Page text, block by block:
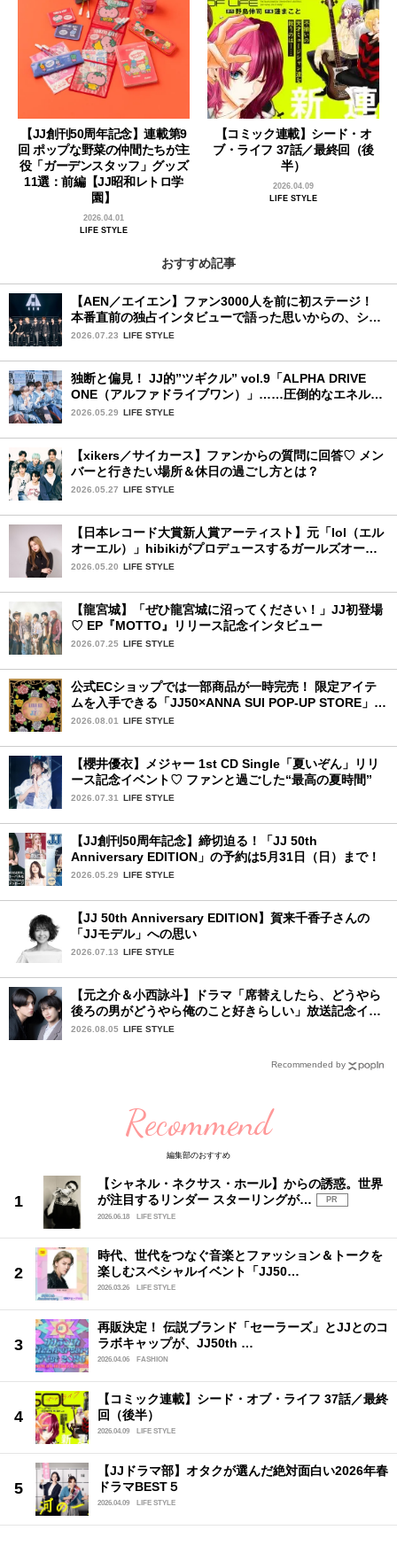
【JJ創刊50周年記念】連載第9
回 ポップな野菜の仲間たちが主
役「ガーデンスタッフ」グッズ
11選：前編【JJ昭和レトロ学
園】
2026.04.01
LIFE STYLE
【コミック連載】シード・オ
ブ・ライフ 37話／最終回（後
半）
2026.04.09
LIFE STYLE
おすすめ記事
【AEN／エイエン】ファン3000人を前に初ステージ！
本番直前の独占インタビューで語った思いからの、ショ
ーケース完全レポート！
2026.07.23 LIFE STYLE
独断と偏見！ JJ的”ツギクル” vol.9「ALPHA DRIVE
ONE（アルファドライブワン）」……圧倒的なエネルギ
ーで時代を駆け抜ける新世代
2026.05.29 LIFE STYLE
【xikers／サイカース】ファンからの質問に回答♡ メン
バーと行きたい場所＆休日の過ごし方とは？
2026.05.27 LIFE STYLE
【日本レコード大賞新人賞アーティスト】元「lol（エル
オーエル）」hibikiがプロデュースするガールズオーデ
ィションが始動！ 応募は5月31日（日）まで
2026.05.20 LIFE STYLE
【龍宮城】「ぜひ龍宮城に沼ってください！」JJ初登場
♡ EP『MOTTO』リリース記念インタビュー
2026.07.25 LIFE STYLE
公式ECショップでは一部商品が一時完売！ 限定アイテ
ムを入手できる「JJ50×ANNA SUI POP-UP STORE」が
広島で開催決定
2026.08.01 LIFE STYLE
【櫻井優衣】メジャー 1st CD Single「夏いぞん」リリ
ース記念イベント♡ ファンと過ごした“最高の夏時間”
2026.07.31 LIFE STYLE
【JJ創刊50周年記念】締切迫る！「JJ 50th
Anniversary EDITION」の予約は5月31日（日）まで！
2026.05.29 LIFE STYLE
【JJ 50th Anniversary EDITION】賀来千香子さんの
「JJモデル」への思い
2026.07.13 LIFE STYLE
【元之介＆小西詠斗】ドラマ「席替えしたら、どうやら
後ろの男がどうやら俺のこと好きらしい」放送記念イン
タビュー♡ 「自然と詠斗くんが可愛く見えたんです」
2026.08.05 LIFE STYLE
Recommended by
Recommend
編集部のおすすめ
【シャネル・ネクサス・ホール】からの誘惑。世界
が注目するリンダー スターリングが…
PR
2026.06.18
LIFE STYLE
時代、世代をつなぐ音楽とファッション＆トークを
楽しむスペシャルイベント「JJ50…
2026.03.26 LIFE STYLE
再販決定！ 伝説ブランド「セーラーズ」とJJとのコ
ラボキャップが、JJ50th …
2026.04.06 FASHION
【コミック連載】シード・オブ・ライフ 37話／最終
回（後半）
2026.04.09 LIFE STYLE
【JJドラマ部】オタクが選んだ絶対面白い2026年春
ドラマBEST５
2026.04.09 LIFE STYLE